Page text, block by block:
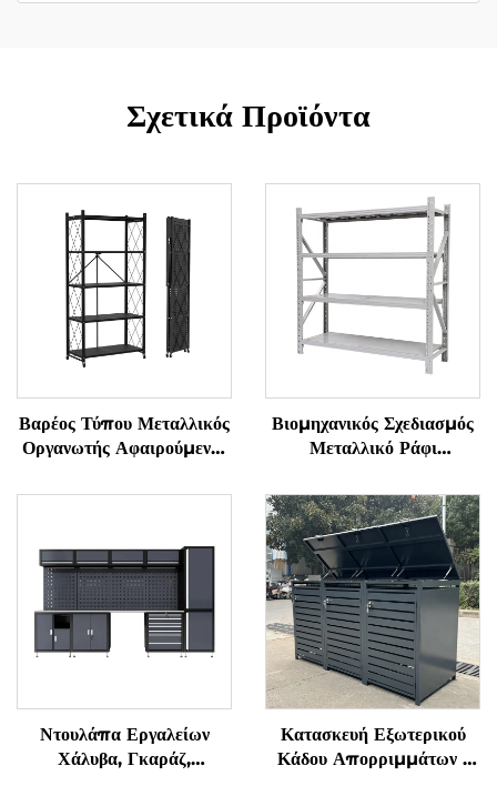
Σχετικά Προϊόντα
Βαρέος Τύπου Μεταλλικός
Οργανωτής Αφαιρούμενος
Φορητός Σίδερος Πάγκος
Κλειδωτούς Τροχούς
Βιομηχανικός Σχεδιασμός
Μεταλλικό Ράφι
Κοχλίες Ράφι Αποθήκης
Ράφι Γκαράζ Μεταλλικό
Ράφι Μεσαίου Φορτίου
Ντουλάπα Εργαλείων
Χάλυβα, Γκαράζ,
Κατασκευή Εξωτερικού
Κάδου Απορριμμάτων |